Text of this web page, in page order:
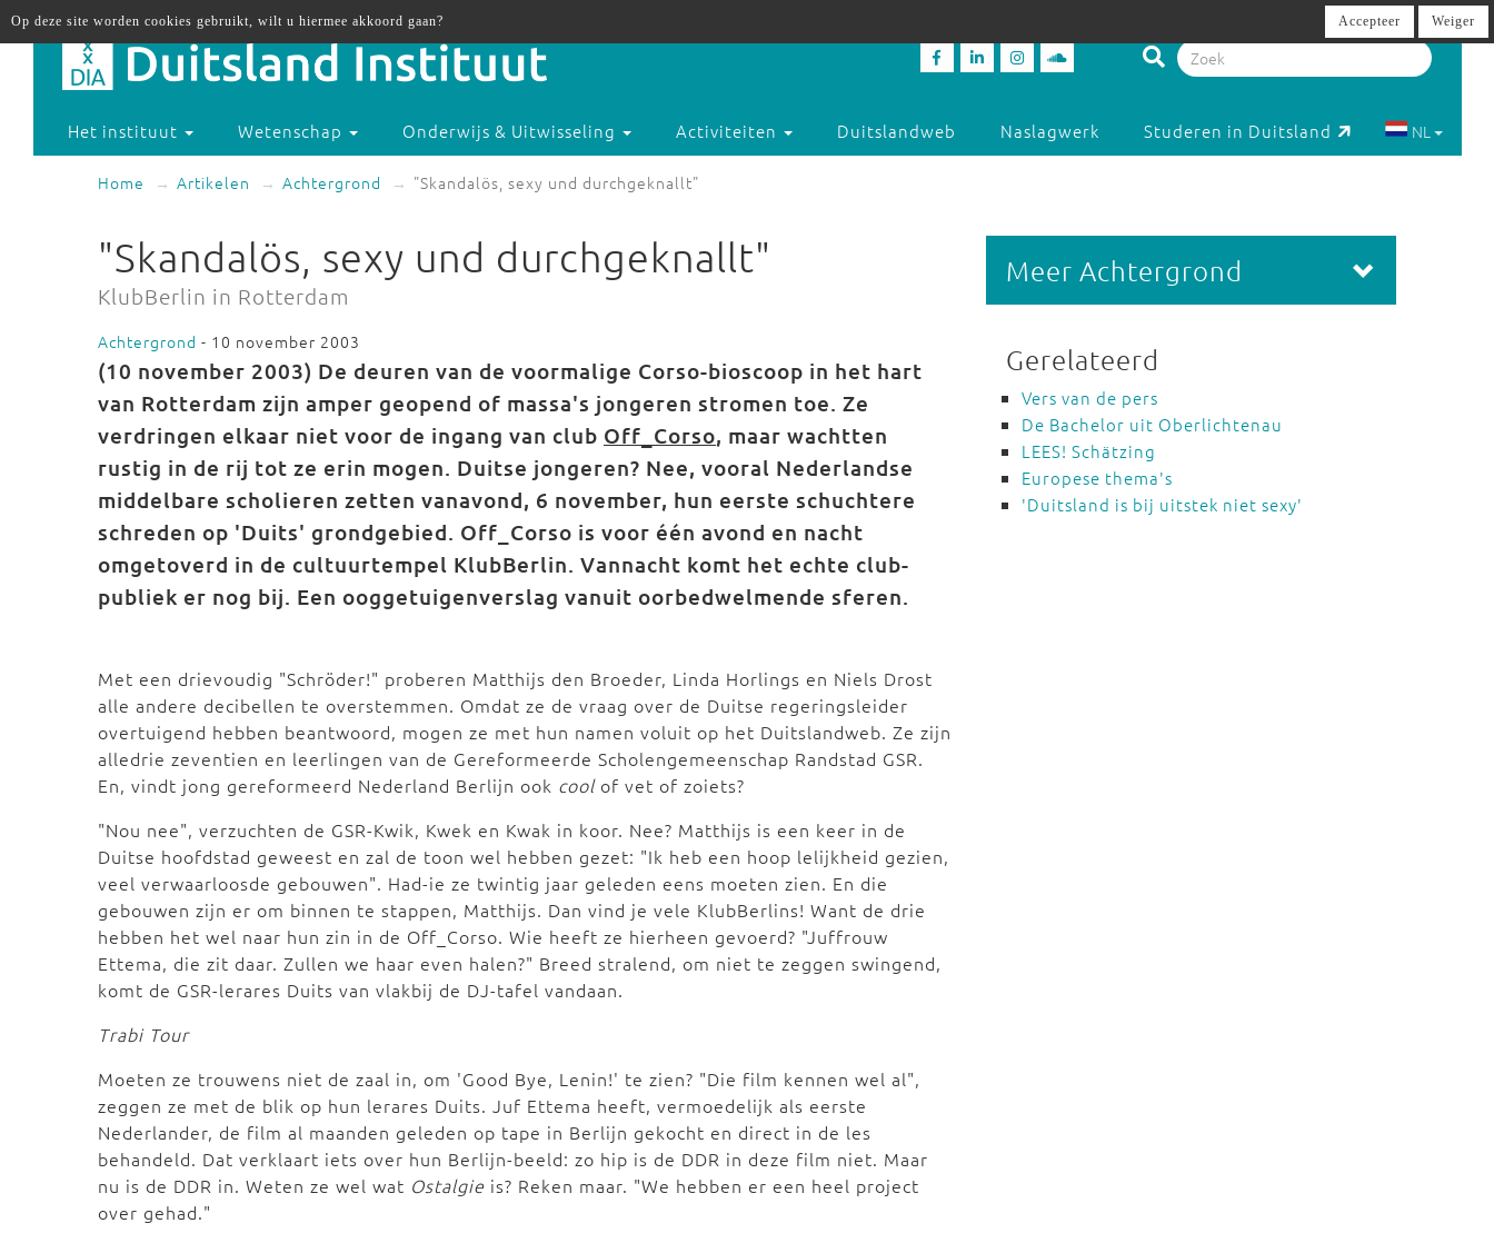
Het instituut Wetenschap Onderwijs & Uitwisseling Activiteiten Duitslandweb Naslagwerk Studeren in Duitsland NL
Home Artikelen Achtergrond "Skandalös, sexy und durchgeknallt"
"Skandalös, sexy und durchgeknallt"
KlubBerlin in Rotterdam
Achtergrond - 10 november 2003
(10 november 2003) De deuren van de voormalige Corso-bioscoop in het hart
van Rotterdam zijn amper geopend of massa's jongeren stromen toe. Ze
verdringen elkaar niet voor de ingang van club Off_Corso, maar wachtten
rustig in de rij tot ze erin mogen. Duitse jongeren? Nee, vooral Nederlandse
middelbare scholieren zetten vanavond, 6 november, hun eerste schuchtere
schreden op 'Duits' grondgebied. Off_Corso is voor één avond en nacht
omgetoverd in de cultuurtempel KlubBerlin. Vannacht komt het echte club-
publiek er nog bij. Een ooggetuigenverslag vanuit oorbedwelmende sferen.
Met een drievoudig "Schröder!" proberen Matthijs den Broeder, Linda Horlings en Niels Drost
alle andere decibellen te overstemmen. Omdat ze de vraag over de Duitse regeringsleider
overtuigend hebben beantwoord, mogen ze met hun namen voluit op het Duitslandweb. Ze zijn
alledrie zeventien en leerlingen van de Gereformeerde Scholengemeenschap Randstad GSR.
En, vindt jong gereformeerd Nederland Berlijn ook coolof vet of zoiets?
"Nou nee", verzuchten de GSR-Kwik, Kwek en Kwak in koor. Nee? Matthijs is een keer in de
Duitse hoofdstad geweest en zal de toon wel hebben gezet: "Ik heb een hoop lelijkheid gezien,
veel verwaarloosde gebouwen". Had-ie ze twintig jaar geleden eens moeten zien. En die
gebouwen zijn er om binnen te stappen, Matthijs. Dan vind je vele KlubBerlins! Want de drie
hebben het wel naar hun zin in de Off_Corso. Wie heeft ze hierheen gevoerd? "Juffrouw
Ettema, die zit daar. Zullen we haar even halen?" Breed stralend, om niet te zeggen swingend,
komt de GSR-lerares Duits van vlakbij de DJ-tafel vandaan.
Trabi Tour
Moeten ze trouwens niet de zaal in, om 'Good Bye, Lenin!' te zien? "Die film kennen wel al",
zeggen ze met de blik op hun lerares Duits. Juf Ettema heeft, vermoedelijk als eerste
Nederlander, de film al maanden geleden op tape in Berlijn gekocht en direct in de les
behandeld. Dat verklaart iets over hun Berlijn-beeld: zo hip is de DDR in deze film niet. Maar
nu is de DDR in. Weten ze wel wat Ostalgie is? Reken maar. "We hebben er een heel project
over gehad."
Meer Achtergrond
Gerelateerd
Vers van de pers
De Bachelor uit Oberlichtenau
LEES! Schätzing
Europese thema's
'Duitsland is bij uitstek niet sexy'
Op deze site worden cookies gebruikt, wilt u hiermee akkoord gaan? Accepteer Weiger